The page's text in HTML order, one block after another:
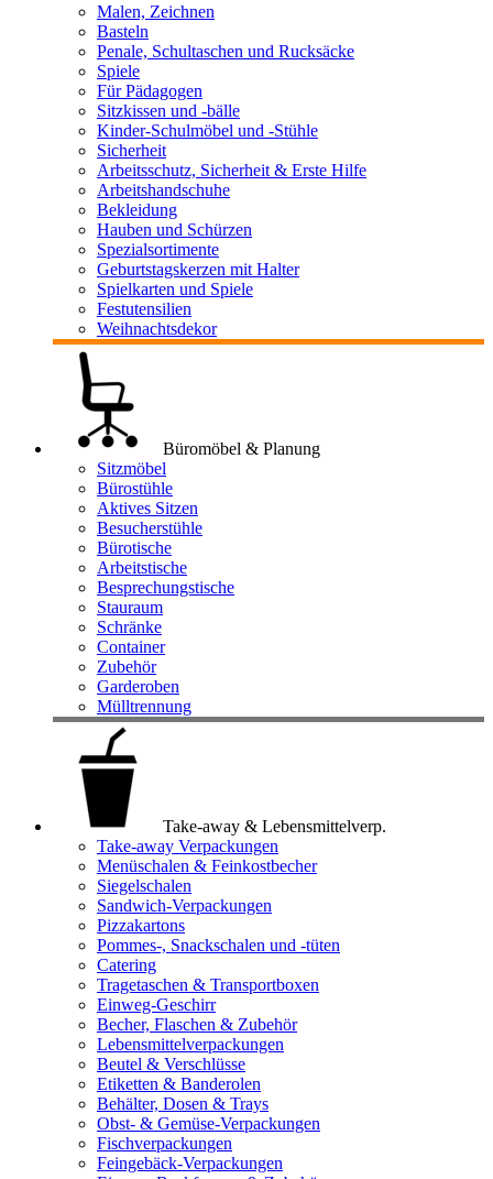
Malen, Zeichnen
Basteln
Penale, Schultaschen und Rucksäcke
Spiele
Für Pädagogen
Sitzkissen und -bälle
Kinder-Schulmöbel und -Stühle
Sicherheit
Arbeitsschutz, Sicherheit & Erste Hilfe
Arbeitshandschuhe
Bekleidung
Hauben und Schürzen
Spezialsortimente
Geburtstagskerzen mit Halter
Spielkarten und Spiele
Festutensilien
Weihnachtsdekor
Büromöbel & Planung
Sitzmöbel
Bürostühle
Aktives Sitzen
Besucherstühle
Bürotische
Arbeitstische
Besprechungstische
Stauraum
Schränke
Container
Zubehör
Garderoben
Mülltrennung
Take-away & Lebensmittelverp.
Take-away Verpackungen
Menüschalen & Feinkostbecher
Siegelschalen
Sandwich-Verpackungen
Pizzakartons
Pommes-, Snackschalen und -tüten
Catering
Tragetaschen & Transportboxen
Einweg-Geschirr
Becher, Flaschen & Zubehör
Lebensmittelverpackungen
Beutel & Verschlüsse
Etiketten & Banderolen
Behälter, Dosen & Trays
Obst- & Gemüse-Verpackungen
Fischverpackungen
Feingebäck-Verpackungen